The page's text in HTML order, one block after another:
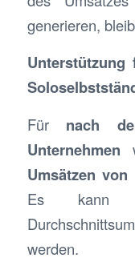
generieren,
Für nach
Unternehmen
Umsätzen
Es kann
werden.